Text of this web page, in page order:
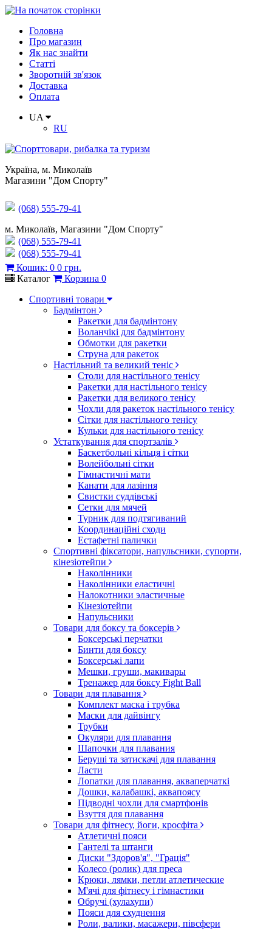
Головна
Про магазин
Як нас знайти
Статті
Зворотній зв'язок
Доставка
Оплата
UA
RU
Україна, м. Миколаїв
Магазини "Дом Спорту"
(068) 555-79-41
м. Миколаїв, Магазини "Дом Спорту"
(068) 555-79-41
(068) 555-79-41
Кошик: 0 0 грн.
Каталог
Корзина 0
Спортивні товари
Бадмінтон
Ракетки для бадмінтону
Воланчікі для бадмінтону
Обмотки для ракетки
Струна для ракеток
Настільний та великий теніс
Столи для настільного тенісу
Ракетки для настільного тенісу
Ракетки для великого тенісу
Чохли для ракеток настільного тенісу
Сітки для настільного тенісу
Кульки для настільного тенісу
Устаткування для спортзалів
Баскетбольні кільця і сітки
Волейбольні сітки
Гімнастичні мати
Канати для лазіння
Свистки суддівські
Сетки для мячей
Турник для подтягиваний
Координаційні сходи
Естафетні палички
Спортивні фіксатори, напульсники, супорти,
кінезіотейпи
Наколінники
Наколінники еластичні
Налокотники эластичные
Кінезіотейпи
Напульсники
Товари для боксу та боксерів
Боксерські перчатки
Бинти для боксу
Боксерські лапи
Мешки, груши, макивары
Тренажер для боксу Fight Ball
Товари для плавання
Комплект маска і трубка
Маски для дайвінгу
Трубки
Окуляри для плавання
Шапочки для плавания
Беруші та затискачі для плавання
Ласти
Лопатки для плавання, акваперчаткі
Дошки, калабашкі, аквапоясу
Підводні чохли для смартфонів
Взуття для плавання
Товари для фітнесу, йоги, кросфіта
Атлетичні пояси
Гантелі та штанги
Диски "Здоров'я", "Грація"
Колесо (ролик) для преса
Крюки, лямки, петли атлетические
М'ячі для фітнесу і гімнастики
Обручі (хулахупи)
Пояси для схуднення
Роли, валики, масажери, півсфери